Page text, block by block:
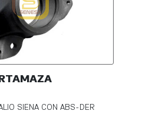
SIENA CON ABS-DER